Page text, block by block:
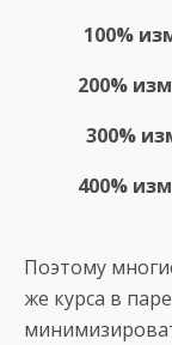
100%
200%
300%
400%
Поэтому
же курса в